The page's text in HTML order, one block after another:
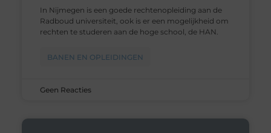
In Nijmegen is een goede rechtenopleiding aan de
Radboud universiteit, ook is er een mogelijkheid om
rechten te studeren aan de hoge school, de HAN.
BANEN EN OPLEIDINGEN
Geen Reacties